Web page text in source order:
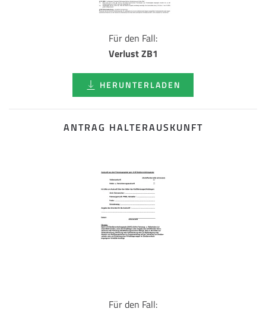
Für den Fall:
Verlust ZB1
HERUNTERLADEN
ANTRAG HALTERAUSKUNFT
Für den Fall: